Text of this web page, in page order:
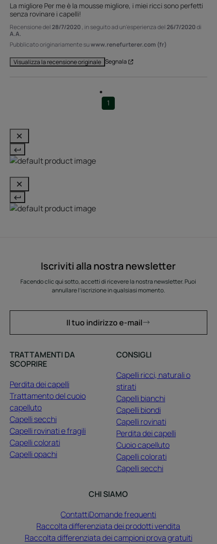
La migliore Per me è la mousse migliore, i miei ricci sono perfetti
senza rovinare i capelli!
Recensione del28/7/2020 , in seguito ad un'esperienza del26/7/2020di
A.A.
Pubblicato originariamente suwww.renefurterer.com (fr)
Visualizza la recensione originale Segnala
1
Iscriviti alla nostra newsletter
Facendo clic qui sotto, accetti di ricevere la nostra newsletter. Puoi
annullare l’iscrizione in qualsiasi momento.
Il tuo indirizzo e-mail
TRATTAMENTI DA
SCOPRIRE
Perdita dei capelli
Trattamento del cuoio
capelluto
Capelli secchi
Capelli rovinati e fragili
Capelli colorati
Capelli opachi
CONSIGLI
Capelli ricci, naturali o
stirati
Capelli bianchi
Capelli biondi
Capelli rovinati
Perdita dei capelli
Cuoio capelluto
Capelli colorati
Capelli secchi
CHI SIAMO
ContattiDomande frequenti
Raccolta differenziata dei prodotti vendita
Raccolta differenziata dei campioni prova gratuiti